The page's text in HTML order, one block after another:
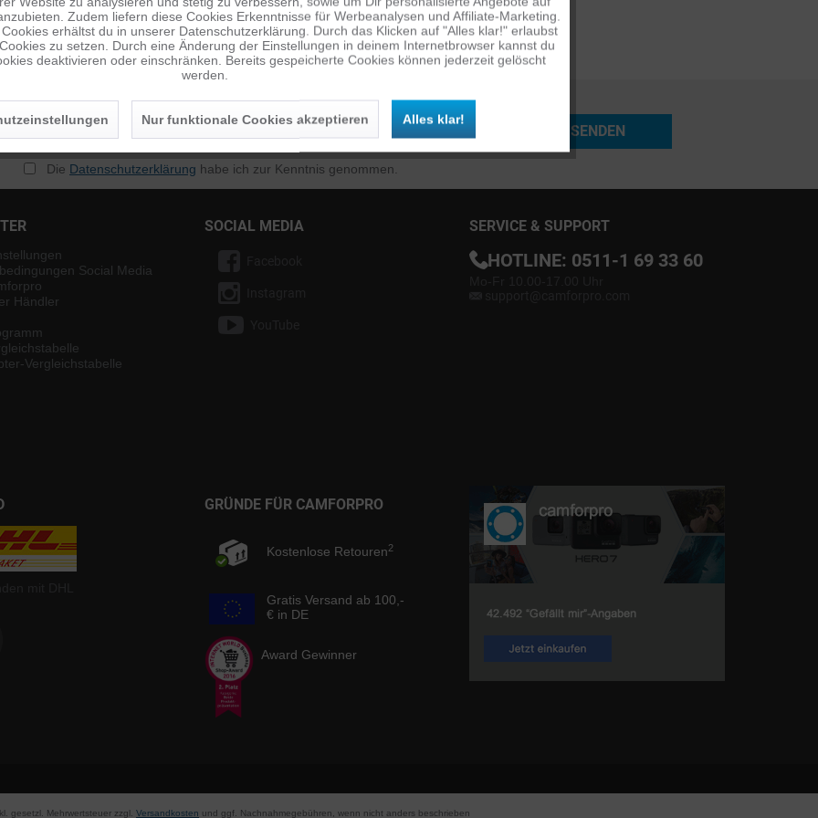
SENDEN
Die Datenschutzerklärung habe ich zur Kenntnis genommen.
Social Media
Händler
Vergleichstabelle
SOCIAL MEDIA SERVICE & SUPPORT
HOTLINE: 0511-1 69 33 60
GRÜNDE FÜR CAMFORPRO
Kostenlose Retouren2
Gratis Versand ab 100,-
€ in DE
Award Gewinner
gesetzl. Mehrwertsteuer zzgl. Versandkosten und ggf. Nachnahmegebühren, wenn nicht anders beschrieben
Inaktiv
Inaktiv
Zudem liefern diese Cookies Erkenntnisse für Werbeanalysen und Affiliate-Marketing.
erhältst du in unserer Datenschutzerklärung. Durch das Klicken auf "Alles klar!" erlaubst
zu setzen. Durch eine Änderung der Einstellungen in deinem Internetbrowser kannst du
deaktivieren oder einschränken. Bereits gespeicherte Cookies können jederzeit gelöscht
werden.
Nur funktionale Cookies akzeptieren Alles klar!